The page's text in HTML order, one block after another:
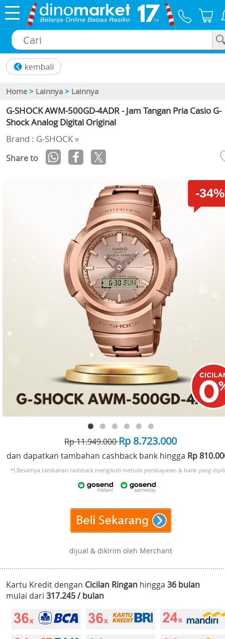
Home > Lainnya > Lainnya
G-SHOCK AWM-500GD-4ADR - Jam Tangan Pria Casio G-
Shock Analog Digital Original
Brand : G-SHOCK »
Share to
-
Rp 11.949.000Rp 8.723.000
dan dapatkan tambahan cashback bank hingga Rp
*) Besarnya tambahan cashback mengikuti metode pembayaran & bank yang
dijual & dikirim oleh Merchant
Kartu Kredit dengan Cicilan Ringan hingga 36 bulan
mulai dari 317.245 / bulan